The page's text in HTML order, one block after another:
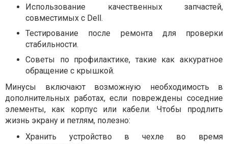
Использование качественных запчастей,
совместимых с Dell.
Тестирование после ремонта для проверки
стабильности.
Советы по профилактике, такие как аккуратное
обращение с крышкой.
Минусы включают возможную необходимость в
дополнительных работах, если повреждены соседние
элементы, как корпус или кабели. Чтобы продлить
жизнь экрану и петлям, полезно:
Хранить устройство в чехле во время